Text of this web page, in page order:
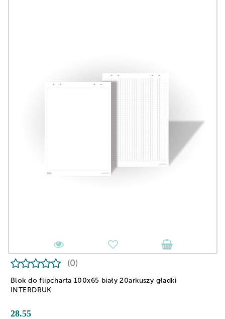
Blok do flipcharta 100x65 biały 20arkuszy gładki
INTERDRUK
(0)
28.55